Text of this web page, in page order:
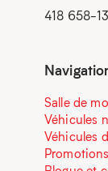
418 658-
Salle de
Véhicules
Véhicules
Promotions